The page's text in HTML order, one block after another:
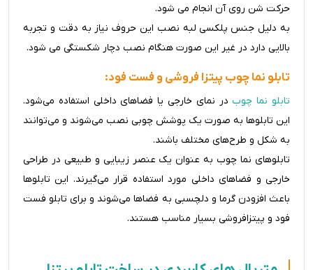
حرکت شن روی آن انجام می شود.
به دلیل جنس پلکسی لبه نصب این حروف نیاز به دقت و تجربه
بالایی دارد در غیر این صورت هنگام نصب دچار شکستگی می شود.
تابلو نما چوب پیتزا فروشی و فست فود:
تابلو نما چوبدر نمای خارجی یا فضاهای داخلی استفاده می‌شود.
این تابلوها به صورت یک پوشش چوبی نصب می‌شوند و می‌توانند
به شکل و طرح‌های مختلف باشند.
تابلوهای نما چوب به عنوان یک عنصر زیبایی و طبیعی در طراحی
خارجی و فضاهای داخلی مورد استفاده قرار می‌گیرند. این تابلوها
باعث افزودن گرما و دلچسبی به فضاها می‌شوند و برای تابلو فست
فود و پیتزافروشی بسیار مناسب هستند.